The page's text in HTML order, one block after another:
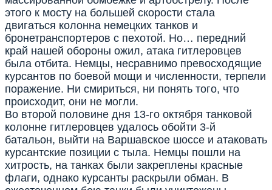
этого к мосту на большей скорости стала
двигаться колонна немецких танков и
бронетранспортеров с пехотой. Но… передний
край нашей обороны ожил, атака гитлеровцев
была отбита. Немцы, несравнимо превосходящие
курсантов по боевой мощи и численности, терпели
поражение. Ни смириться, ни понять того, что
происходит, они не могли.
Во второй половине дня 13-го октября танковой
колонне гитлеровцев удалось обойти 3-й
батальон, выйти на Варшавское шоссе и атаковать
курсантские позиции с тыла. Немцы пошли на
хитрость, на танках были закреплены красные
флаги, однако курсанты раскрыли обман. В